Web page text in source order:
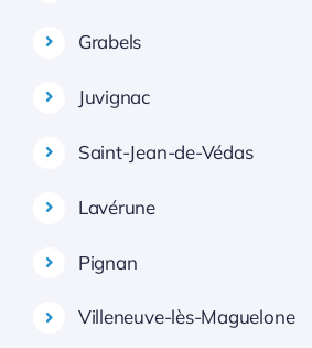
Grabels
Juvignac
Saint-Jean-de-Védas
Lavérune
Pignan
Villeneuve-lès-Maguelone